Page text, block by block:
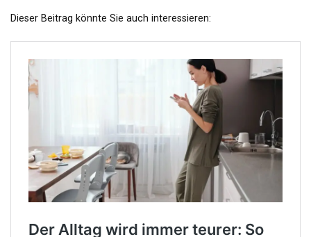
Dieser Beitrag könnte Sie auch interessieren: